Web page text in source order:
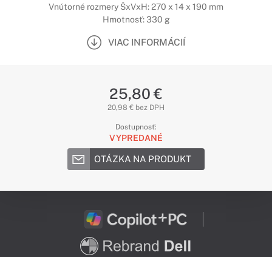
Vnútorné rozmery ŠxVxH: 270 x 14 x 190 mm
Hmotnosť: 330 g
VIAC INFORMÁCIÍ
25,80 €
20,98 € bez DPH
Dostupnosť:
VYPREDANÉ
OTÁZKA NA PRODUKT